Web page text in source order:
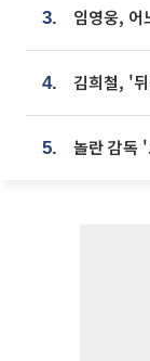
3.
4.
5.